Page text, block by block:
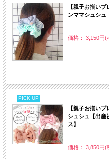
【親子お揃い
ンママシュシュ
価格： 3,150円(
PICK UP
【親子お揃い
シュシュ【出産
ス】
価格： 3,850円(